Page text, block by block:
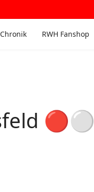
Chronik RWH Fanshop
🔴⚪️